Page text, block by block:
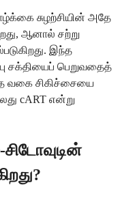
சுழற்சியின் அதே
ஆனால் சற்று
இந்த
சக்தியைப் பெறுவதைத்
வகை சிகிச்சையை
cART என்று